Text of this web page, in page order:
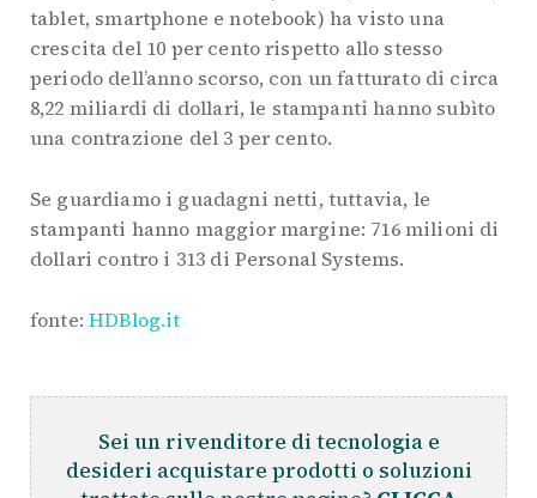
tablet, smartphone e notebook) ha visto una
crescita del 10 per cento rispetto allo stesso
periodo dell’anno scorso, con un fatturato di circa
8,22 miliardi di dollari, le stampanti hanno subìto
una contrazione del 3 per cento.
Se guardiamo i guadagni netti, tuttavia, le
stampanti hanno maggior margine: 716 milioni di
dollari contro i 313 di Personal Systems.
fonte:HDBlog.it
Sei un rivenditore di tecnologia e
desideri acquistare prodotti o soluzioni